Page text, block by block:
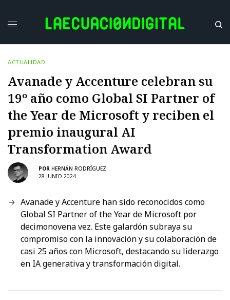
ACTUALIDAD
Avanade y Accenture celebran su
19º año como Global SI Partner of
the Year de Microsoft y reciben el
premio inaugural AI
Transformation Award
POR HERNÁN RODRÍGUEZ
28 JUNIO 2024
Avanade y Accenture han sido reconocidos como
Global SI Partner of the Year de Microsoft por
decimonovena vez. Este galardón subraya su
compromiso con la innovación y su colaboración de
casi 25 años con Microsoft, destacando su liderazgo
en IA generativa y transformación digital.